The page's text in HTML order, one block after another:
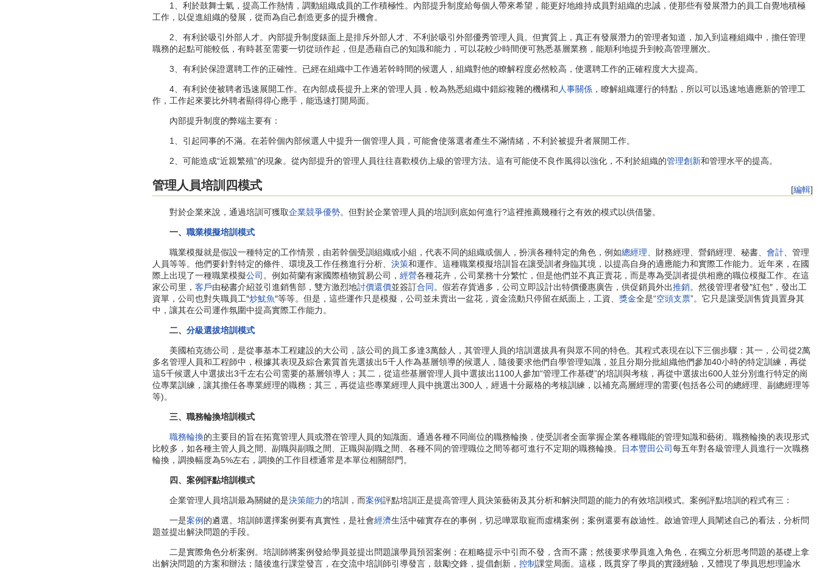
1、利於鼓舞士氣，提高工作熱情，調動組織成員的工作積極性。內部提升制度給每個人帶來希望，能更好地維持成員對組織的忠誠，使那些有發展潛力的員工自覺地積極
工作，以促進組織的發展，從而為自己創造更多的提升機會。
2、有利於吸引外部人才。內部提升制度錶面上是排斥外部人才、不利於吸引外部優秀管理人員。但實質上，真正有發展潛力的管理者知道，加入到這種組織中，擔任管理
職務的起點可能較低，有時甚至需要一切從頭作起，但是憑藉自己的知識和能力，可以花較少時間便可熟悉基層業務，能順利地提升到較高管理層次。
3、有利於保證選聘工作的正確性。已經在組織中工作過若幹時間的候選人，組織對他的瞭解程度必然較高，使選聘工作的正確程度大大提高。
4、有利於使被聘者迅速展開工作。在內部成長提升上來的管理人員，較為熟悉組織中錯綜複雜的機構和人事關係 ，瞭解組織運行的特點，所以可以迅速地適應新的管理工
作，工作起來要比外聘者顯得得心應手，能迅速打開局面。
內部提升制度的弊端主要有：
1、引起同事的不滿。在若幹個內部候選人中提升一個管理人員，可能會使落選者產生不滿情緒，不利於被提升者展開工作。
2、可能造成“近親繁殖”的現象。從內部提升的管理人員往往喜歡模仿上級的管理方法。這有可能使不良作風得以強化，不利於組織的管理創新和管理水平的提高。
[編輯]
管理人員培訓四模式
對於企業來說，通過培訓可獲取企業競爭優勢。但對於企業管理人員的培訓到底如何進行?這裡推薦幾種行之有效的模式以供借鑒。
一、 職業模擬培訓模式
職業模擬就是假設一種特定的工作情景，由若幹個受訓組織或小組，代表不同的組織或個人，扮演各種特定的角色，例如總經理 、財務經理、營銷經理、秘書、 會計 、管理
人員等等。他們要針對特定的條件、環境及工作任務進行分析、 決策和運作。這種職業模擬培訓旨在讓受訓者身臨其境，以提高自身的適應能力和實際工作能力。近年來，在國
際上出現了一種職業模擬公司 。例如荷蘭有家國際植物貿易公司， 經營各種花卉，公司業務十分繁忙，但是他們並不真正賣花，而是專為受訓者提供相應的職位模擬工作。在這
家公司里， 客戶由秘書介紹並引進銷售部，雙方激烈地討價還價並簽訂合同 。假若存貨過多，公司立即設計出特價優惠廣告，供促銷員外出推銷。然後管理者發″紅包″，發出工
資單，公司也對失職員工″炒魷魚″等等。但是，這些運作只是模擬，公司並未賣出一盆花，資金流動只停留在紙面上，工資、 獎金全是“空頭支票”。它只是讓受訓售貨員置身其
中，讓其在公司運作氛圍中提高實際工作能力。
二、 分級選拔培訓模式
美國柏克德公司，是從事基本工程建設的大公司，該公司的員工多達3萬餘人，其管理人員的培訓選拔具有與眾不同的特色。其程式表現在以下三個步驟：其一，公司從2萬
多名管理人員和工程師中，根據其表現及綜合素質首先選拔出5千人作為基層領導的候選人，隨後要求他們自學管理知識，並且分期分批組織他們參加40小時的特定訓練，再從
這5千候選人中選拔出3千左右公司需要的基層領導人；其二，從這些基層管理人員中選拔出1100人參加“管理工作基礎”的培訓與考核，再從中選拔出600人並分別進行特定的崗
位專業訓練，讓其擔任各專業經理的職務；其三，再從這些專業經理人員中挑選出300人，經過十分嚴格的考核訓練，以補充高層經理的需要(包括各公司的總經理、副總經理等
等)。
三、職務輪換培訓模式
職務輪換的主要目的旨在拓寬管理人員或潛在管理人員的知識面。通過各種不同崗位的職務輪換，使受訓者全面掌握企業各種職能的管理知識和藝術。職務輪換的表現形式
比較多，如各種主管人員之間、副職與副職之間、正職與副職之間、各種不同的管理職位之間等都可進行不定期的職務輪換。
日本豐田公司每五年對各級管理人員進行一次職務
輪換，調換幅度為5%左右，調換的工作目標通常是本單位相關部門。
四、案例評點培訓模式
企業管理人員培訓最為關鍵的是決策能力的培訓，而案例評點培訓正是提高管理人員決策藝術及其分析和解決問題的能力的有效培訓模式。案例評點培訓的程式有三：
一是案例 的遴選。培訓師選擇案例要有真實性，是社會經濟生活中確實存在的事例，切忌嘩眾取寵而虛構案例；案例還要有啟迪性。啟迪管理人員闡述自己的看法，分析問
題並提出解決問題的手段。
二是實際角色分析案例。培訓師將案例發給學員並提出問題讓學員預習案例；在粗略提示中引而不發，含而不露；然後要求學員進入角色，在獨立分析思考問題的基礎上拿
出解決問題的方案和辦法；隨後進行課堂發言，在交流中培訓師引導發言，鼓勵交鋒，提倡創新， 控制課堂局面。這樣，既貫穿了學員的實踐經驗，又體現了學員思想理論水